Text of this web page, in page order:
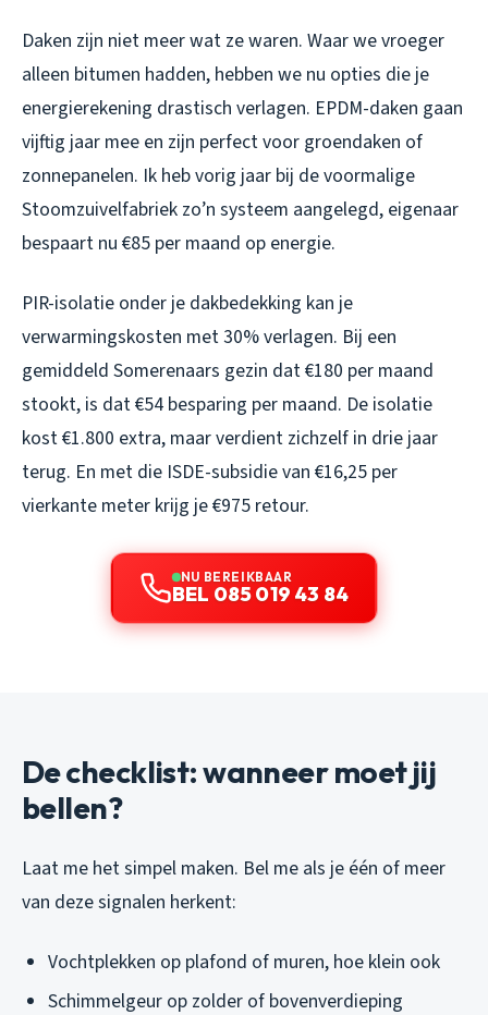
Daken zijn niet meer wat ze waren. Waar we vroeger
alleen bitumen hadden, hebben we nu opties die je
energierekening drastisch verlagen. EPDM-daken gaan
vijftig jaar mee en zijn perfect voor groendaken of
zonnepanelen. Ik heb vorig jaar bij de voormalige
Stoomzuivelfabriek zo’n systeem aangelegd, eigenaar
bespaart nu €85 per maand op energie.
PIR-isolatie onder je dakbedekking kan je
verwarmingskosten met 30% verlagen. Bij een
gemiddeld Somerenaars gezin dat €180 per maand
stookt, is dat €54 besparing per maand. De isolatie
kost €1.800 extra, maar verdient zichzelf in drie jaar
terug. En met die ISDE-subsidie van €16,25 per
vierkante meter krijg je €975 retour.
NU BEREIKBAAR
BEL 085 019 43 84
De checklist: wanneer moet jij
bellen?
Laat me het simpel maken. Bel me als je één of meer
van deze signalen herkent:
Vochtplekken op plafond of muren, hoe klein ook
Schimmelgeur op zolder of bovenverdieping